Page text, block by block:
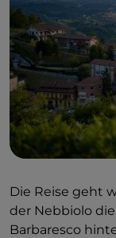
Die Reise geht
der Nebbiolo
Barbaresco